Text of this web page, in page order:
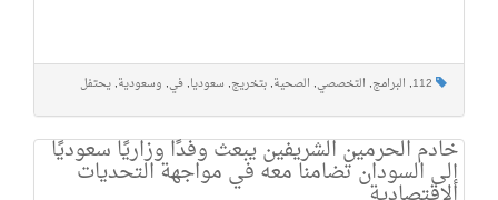
112
, البرامج, التخصصي, الصحية, بتخريج, سعوديا, في, وسعودية, يحتفل
خادم الحرمين الشريفين يبعث وفدًا وزاريًا سعوديًا
إلى السودان تضامنا معه في مواجهة التحديات